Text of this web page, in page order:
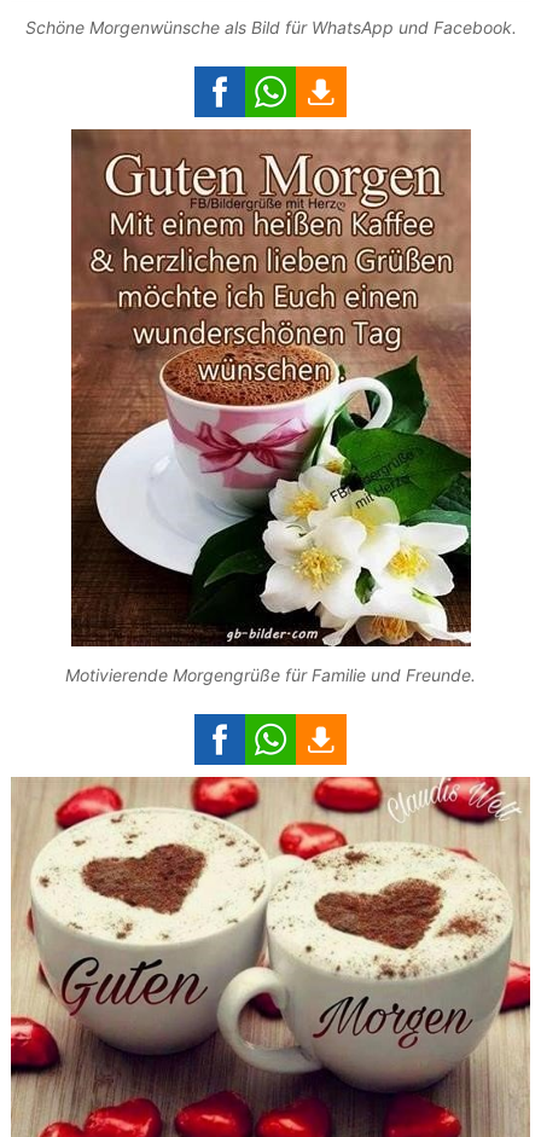
Schöne Morgenwünsche als Bild für WhatsApp und Facebook.
Motivierende Morgengrüße für Familie und Freunde.